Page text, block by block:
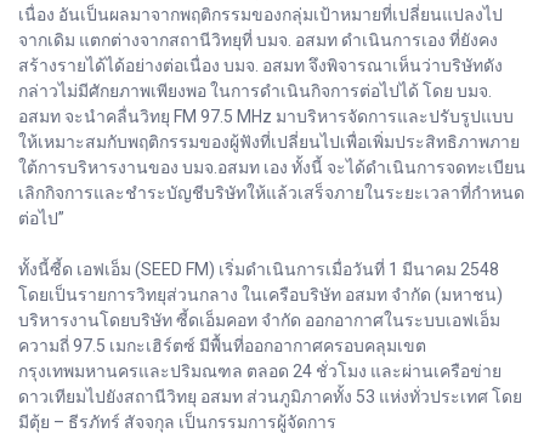
เนื่อง อันเป็นผลมาจากพฤติกรรมของกลุ่มเป้าหมายที่เปลี่ยนแปลงไป
จากเดิม แตกต่างจากสถานีวิทยุที่ บมจ. อสมท ดำเนินการเอง ที่ยังคง
สร้างรายได้ได้อย่างต่อเนื่อง บมจ. อสมท จึงพิจารณาเห็นว่าบริษัทดัง
กล่าวไม่มีศักยภาพเพียงพอ ในการดำเนินกิจการต่อไปได้ โดย บมจ.
อสมท จะนำคลื่นวิทยุ FM 97.5 MHz มาบริหารจัดการและปรับรูปแบบ
ให้เหมาะสมกับพฤติกรรมของผู้ฟังที่เปลี่ยนไปเพื่อเพิ่มประสิทธิภาพภาย
ใต้การบริหารงานของ บมจ.อสมท เอง ทั้งนี้ จะได้ดำเนินการจดทะเบียน
เลิกกิจการและชำระบัญชีบริษัทให้แล้วเสร็จภายในระยะเวลาที่กำหนด
ต่อไป”
ทั้งนี้ซี้ด เอฟเอ็ม (SEED FM) เริ่มดำเนินการเมื่อวันที่ 1 มีนาคม 2548
โดยเป็นรายการวิทยุส่วนกลาง ในเครือบริษัท อสมท จำกัด (มหาชน)
บริหารงานโดยบริษัท ซี้ดเอ็มคอท จำกัด ออกอากาศในระบบเอฟเอ็ม
ความถี่ 97.5 เมกะเฮิร์ตซ์ มีพื้นที่ออกอากาศครอบคลุมเขต
กรุงเทพมหานครและปริมณฑล ตลอด 24 ชั่วโมง และผ่านเครือข่าย
ดาวเทียมไปยังสถานีวิทยุ อสมท ส่วนภูมิภาคทั้ง 53 แห่งทั่วประเทศ โดย
มีตุ้ย – ธีรภัทร์ สัจจกุล เป็นกรรมการผู้จัดการ